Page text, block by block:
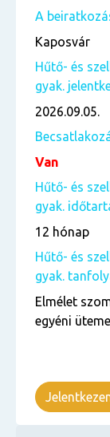
A
Kaposvár
Hűtő- és
gyak.
2026.09.05.
Van
Hűtő- és
gyak.
12 hónap
Hűtő- és
gyak.
Elmélet
egyéni